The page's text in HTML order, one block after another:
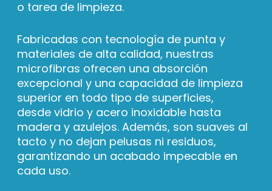
o tarea de limpieza.
Fabricadas con tecnología de punta y
materiales de alta calidad, nuestras
microfibras ofrecen una absorción
excepcional y una capacidad de limpieza
superior en todo tipo de superficies,
desde vidrio y acero inoxidable hasta
madera y azulejos. Además, son suaves al
tacto y no dejan pelusas ni residuos,
garantizando un acabado impecable en
cada uso.